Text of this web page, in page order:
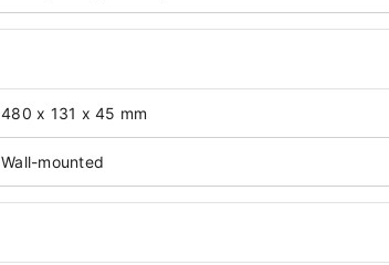
480 x 131 x 45 mm
Wall-mounted